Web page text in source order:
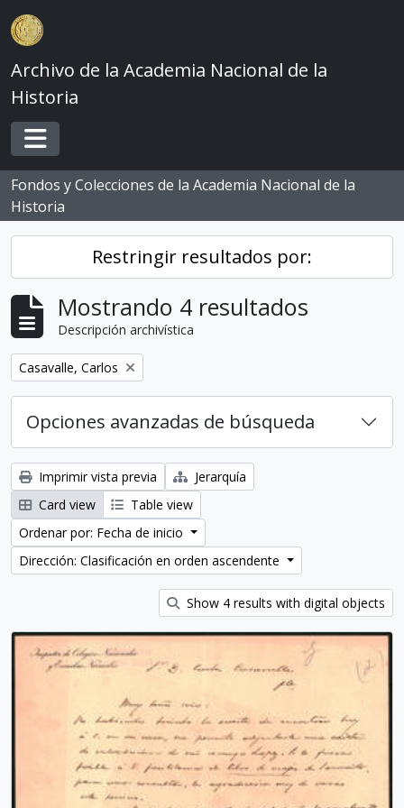
Skip to main content
Archivo de la Academia Nacional de la
Historia
Toggle navigation
Fondos y Colecciones de la Academia Nacional de la
Historia
Restringir resultados por:
Mostrando 4 resultados
Descripción archivística
Remove filter:
Casavalle, Carlos
Opciones avanzadas de búsqueda
Imprimir vista previa
Jerarquía
Card view
Table view
Ordenar por: Fecha de inicio
Dirección: Clasificación en orden ascendente
Show 4 results with digital objects